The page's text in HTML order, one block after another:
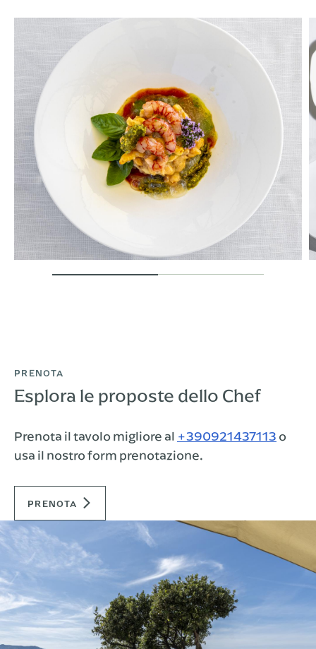
PRENOTA
Esplora le proposte dello Chef
Prenota il tavolo migliore al +390921437113 o
usa il nostro form prenotazione.
PRENOTA